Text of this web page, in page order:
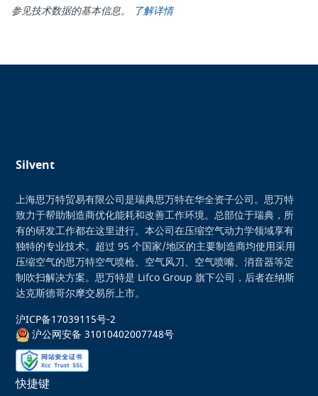
参见技术数据的基本信息。 了解详情
Silvent
上海思万特贸易有限公司是瑞典思万特在华全资子公司。思万特
致力于帮助制造商优化能耗和改善工作环境。总部位于瑞典，所
有的研发工作都在这里进行。本公司在压缩空气动力学领域享有
独特的专业技术。超过 95 个国家/地区的主要制造商均使用采用
压缩空气的思万特空气喷枪、空气风刀、空气喷嘴、消音器等定
制吹扫解决方案。思万特是 Lifco Group 旗下公司，后者在纳斯
达克斯德哥尔摩交易所上市。
沪ICP备17039115号-2
沪公网安备 31010402007748号
快捷键